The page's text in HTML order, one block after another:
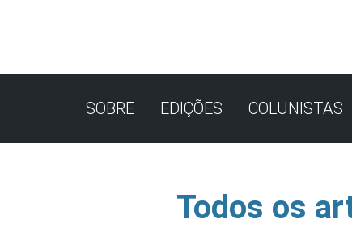
SOBRE EDIÇÕES COLUNISTAS
Todos os